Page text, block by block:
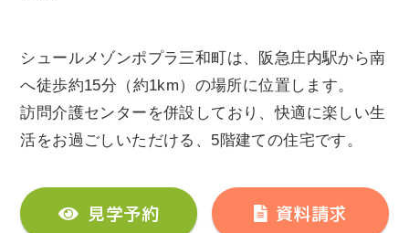
シュールメゾンポプラ三和町は、阪急庄内駅から南
へ徒歩約15分（約1km）の場所に位置します。
訪問介護センターを併設しており、快適に楽しい生
活をお過ごしいただける、5階建ての住宅です。
見学予約 資料請求